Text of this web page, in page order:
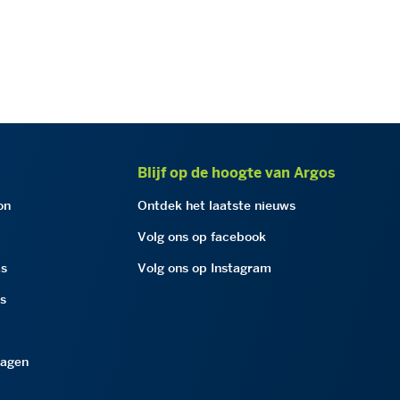
Blijf op de hoogte van Argos
Ontdek het laatste nieuws
Volg ons op facebook
Volg ons op Instagram